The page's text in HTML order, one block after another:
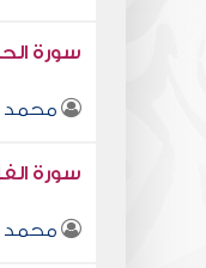
سورة
سورة
محمد